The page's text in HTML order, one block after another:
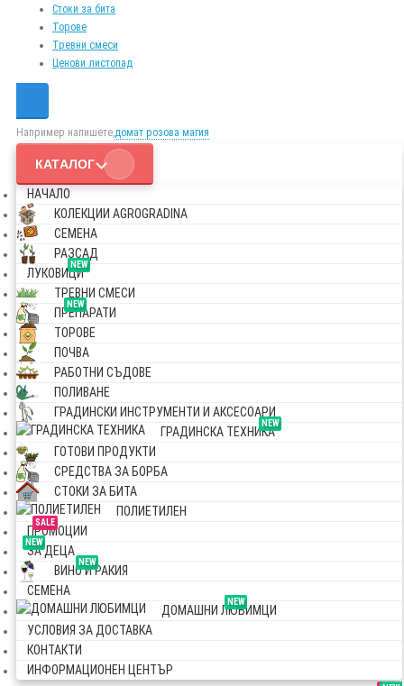
Стоки за бита
Торове
Тревни смеси
Ценови листопад
Например напишете,домат розова магия
КАТАЛОГ
НАЧАЛО
КОЛЕКЦИИ AGROGRADINA
СЕМЕНА
РАЗСАД
NEW
ЛУКОВИЦИ
ТРЕВНИ СМЕСИ
NEW
ПРЕПАРАТИ
ТОРОВЕ
ПОЧВА
РАБОТНИ СЪДОВЕ
ПОЛИВАНЕ
ГРАДИНСКИ ИНСТРУМЕНТИ И АКСЕСОАРИ
NEW
ГРАДИНСКА ТЕХНИКА
ГОТОВИ ПРОДУКТИ
СРЕДСТВА ЗА БОРБА
СТОКИ ЗА БИТА
ПОЛИЕТИЛЕН
SALE
ПРОМОЦИИ
NEW
ЗА ДЕЦА
NEW
ВИНО И РАКИЯ
СЕМЕНА
NEW
ДОМАШНИ ЛЮБИМЦИ
УСЛОВИЯ ЗА ДОСТАВКА
КОНТАКТИ
ИНФОРМАЦИОНЕН ЦЕНТЪР